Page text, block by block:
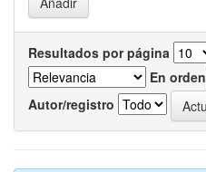
Resultados por página
En orden
Autor/registro